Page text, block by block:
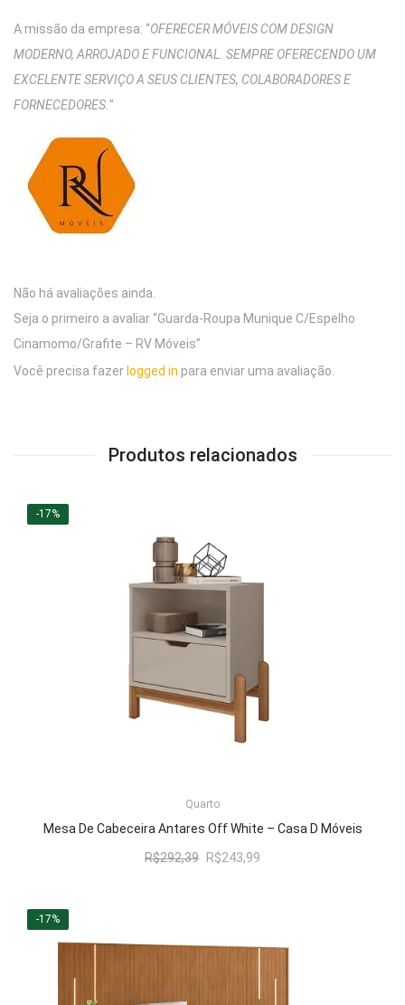
A missão da empresa: “OFERECER MÓVEIS COM DESIGN
MODERNO, ARROJADO E FUNCIONAL. SEMPRE OFERECENDO UM
EXCELENTE SERVIÇO A SEUS CLIENTES, COLABORADORES E
FORNECEDORES. ”
Não há avaliações ainda.
Seja o primeiro a avaliar “Guarda-Roupa Munique C/Espelho
Cinamomo/Grafite – RV Móveis”
Você precisa fazerlogged in para enviar uma avaliação.
Produtos relacionados
-17%
Quarto
Mesa De Cabeceira Antares Off White – Casa D Móveis
R$292,39 O
R$243,99
LER MAIS
-17%